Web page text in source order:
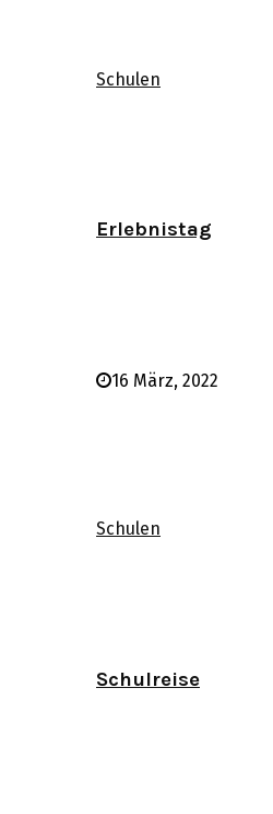
Schulen
Erlebnistag
16 März, 2022
Schulen
Schulreise